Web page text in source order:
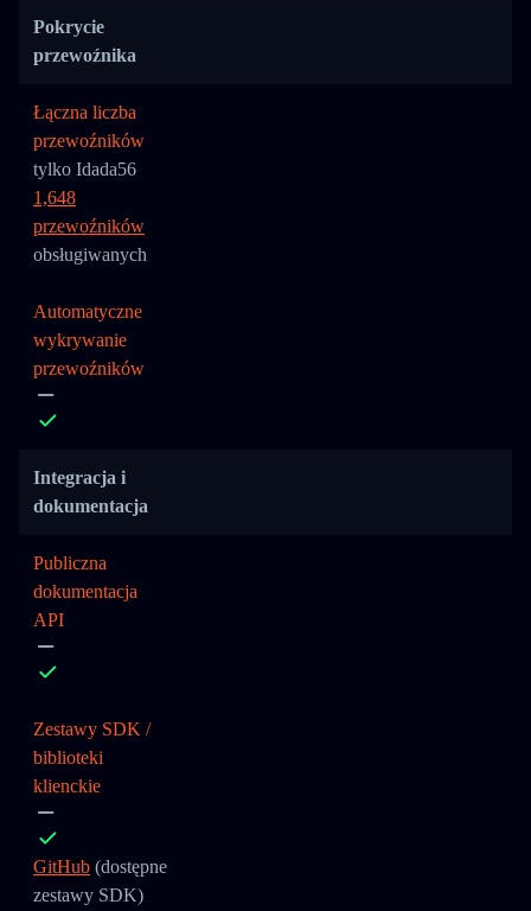
Pokrycie
przewoźnika
Łączna liczba
przewoźników
tylko Idada56
1,648
przewoźników
obsługiwanych
Automatyczne
wykrywanie
przewoźników
Integracja i
dokumentacja
Publiczna
dokumentacja
API
Zestawy SDK /
biblioteki
klienckie
GitHub (dostępne
zestawy SDK)